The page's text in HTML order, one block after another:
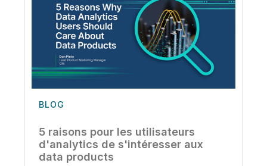
BLOG
5 raisons pour les utilisateurs
d'analytics de s'intéresser aux
data products